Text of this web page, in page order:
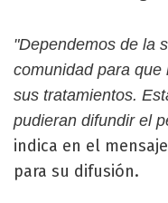
"Dependemos de la
comunidad para
sus tratamientos.
pudieran difundir el
indica en el
para su difusión.